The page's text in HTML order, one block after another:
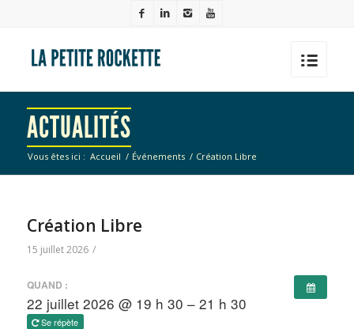
ACTUALITÉS
Vous êtes ici : Accueil / Événements / Création Libre
Création Libre
15 juillet 2026 /
QUAND :
22 juillet 2026 @ 19 h 30 – 21 h 30
Se répète